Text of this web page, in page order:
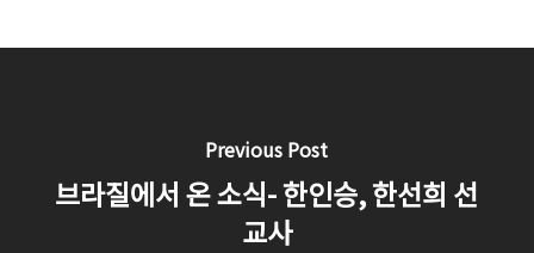
Previous Post
브라질에서 온 소식- 한인승, 한선희 선
교사